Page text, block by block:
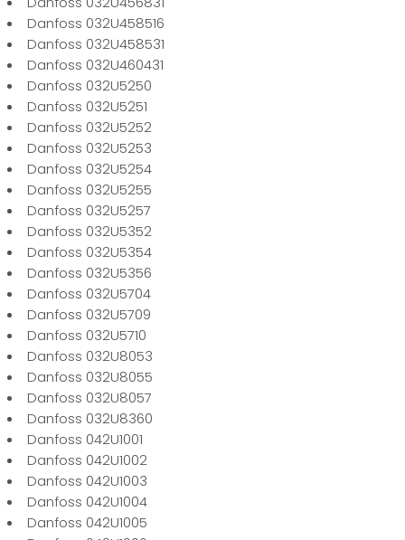
Danfoss 032U458516
Danfoss 032U458531
Danfoss 032U460431
Danfoss 032U5250
Danfoss 032U5251
Danfoss 032U5252
Danfoss 032U5253
Danfoss 032U5254
Danfoss 032U5255
Danfoss 032U5257
Danfoss 032U5352
Danfoss 032U5354
Danfoss 032U5356
Danfoss 032U5704
Danfoss 032U5709
Danfoss 032U5710
Danfoss 032U8053
Danfoss 032U8055
Danfoss 032U8057
Danfoss 032U8360
Danfoss 042U1001
Danfoss 042U1002
Danfoss 042U1003
Danfoss 042U1004
Danfoss 042U1005